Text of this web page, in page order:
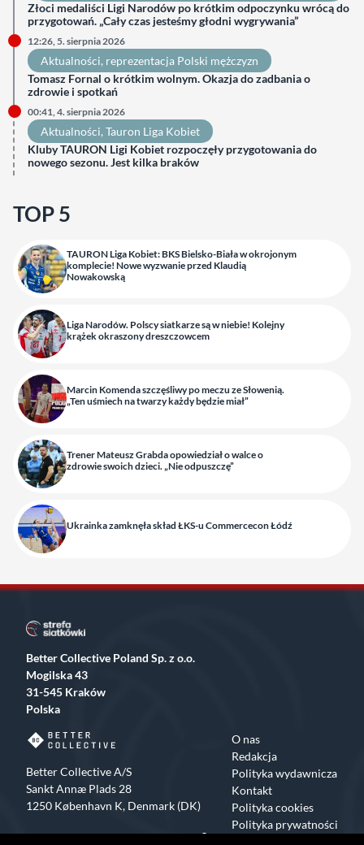
Złoci medaliści Ligi Narodów po krótkim odpoczynku wrócą do
przygotowań. „Cały czas jesteśmy głodni wygrywania”
12:26, 5. sierpnia 2026
Aktualności, reprezentacja Polski mężczyzn
Tomasz Fornal o krótkim wolnym. Okazja do zadbania o
zdrowie i spotkań
00:41, 4. sierpnia 2026
Aktualności, Tauron Liga Kobiet
Kluby TAURON Ligi Kobiet rozpoczęły przygotowania do
nowego sezonu. Jest kilka braków
TOP 5
TAURON Liga Kobiet: BKS Bielsko-Biała w okrojonym
komplecie! Nowe wyzwanie przed Klaudią
Nowakowską
Liga Narodów. Polscy siatkarze są w niebie! Kolejny
krążek okraszony dreszczowcem
Marcin Komenda szczęśliwy po meczu ze Słowenią.
„Ten uśmiech na twarzy każdy będzie miał”
Trener Mateusz Grabda opowiedział o walce o
zdrowie swoich dzieci. „Nie odpuszczę”
Ukrainka zamknęła skład ŁKS-u Commercecon Łódź
Better Collective Poland Sp. z o.o.
Mogilska 43
31-545 Kraków
Polska
Better Collective A/S
Sankt Annæ Plads 28
1250 København K, Denmark (DK)
O nas
Redakcja
Polityka wydawnicza
Kontakt
Polityka cookies
Polityka prywatności